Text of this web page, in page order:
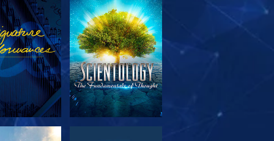
SERIEN SE